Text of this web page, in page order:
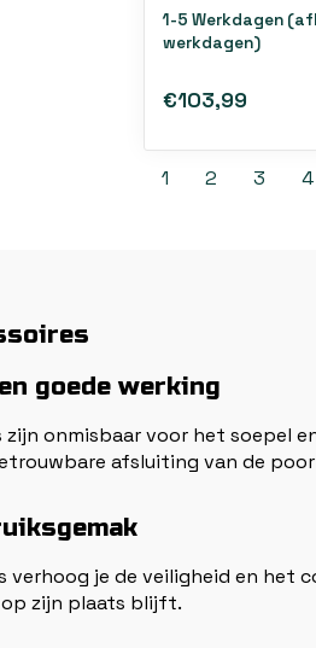
1-5 Werkdagen
werkdagen)
€103,99
1 2 3 4
goede werking
onmisbaar voor het soepel
afsluiting van de
verhoog je de veiligheid en het
zijn plaats blijft.